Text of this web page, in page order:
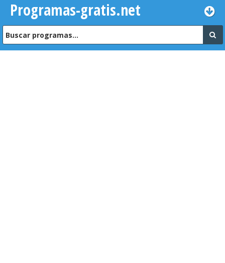
Programas-gratis.net